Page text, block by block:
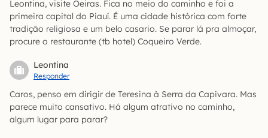
Leontina, visite Oeiras. Fica no meio do caminho e foi a
primeira capital do Piauí. É uma cidade histórica com forte
tradição religiosa e um belo casario. Se parar lá pra almoçar,
procure o restaurante (tb hotel) Coqueiro Verde.
Leontina
Responder
Caros, penso em dirigir de Teresina à Serra da Capivara. Mas
parece muito cansativo. Há algum atrativo no caminho,
algum lugar para parar?